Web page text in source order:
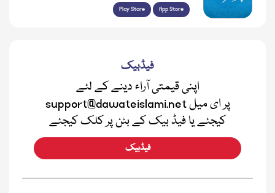
Play Store App Store
فیڈبیک
اپنی قیمتی آراء دینے کے لئے
support@dawateislami.net پر ای میل
کیجئے یا فیڈ بیک کے بٹن پر کلک کیجئے
فیڈبیک